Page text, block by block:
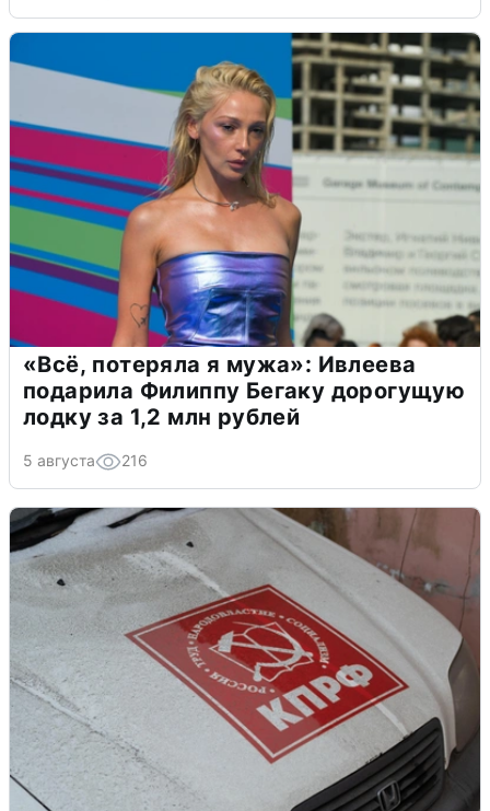
«Всё, потеряла я мужа»: Ивлеева
подарила Филиппу Бегаку дорогущую
лодку за 1,2 млн рублей
5 августа 216